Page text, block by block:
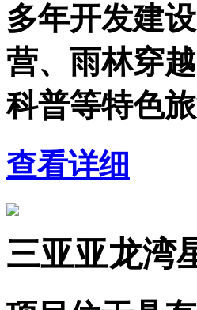
多年开发建
营、雨林穿
科普等特色
查看详细
三亚亚龙湾